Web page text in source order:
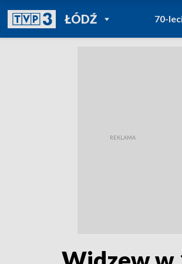
ŁÓDŹPOWRÓT DO
TVP REGIONY
70-